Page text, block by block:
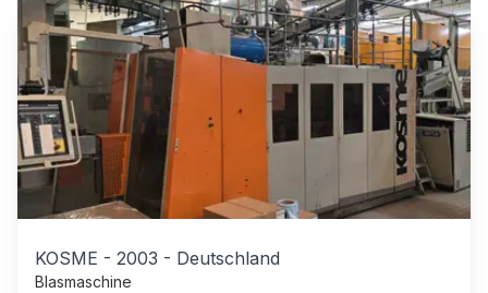
KOSME - 2003 - Deutschland
Blasmaschine